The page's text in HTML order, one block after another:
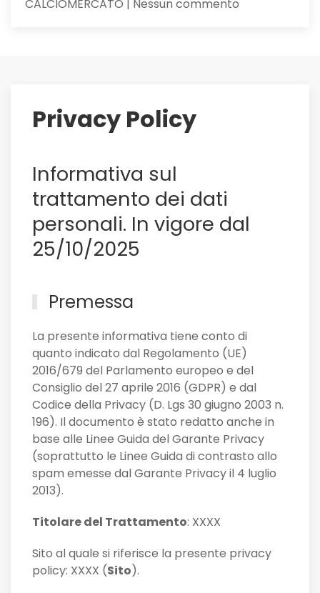
CALCIOMERCATO | Nessun commento
Privacy Policy
Informativa sul
trattamento dei dati
personali. In vigore dal
25/10/2025
Premessa
La presente informativa tiene conto di
quanto indicato dal Regolamento (UE)
2016/679 del Parlamento europeo e del
Consiglio del 27 aprile 2016 (GDPR) e dal
Codice della Privacy (D. Lgs 30 giugno 2003 n.
196). Il documento è stato redatto anche in
base alle Linee Guida del Garante Privacy
(soprattutto le Linee Guida di contrasto allo
spam emesse dal Garante Privacy il 4 luglio
2013).
Titolare del Trattamento: XXXX
Sito al quale si riferisce la presente privacy
policy: XXXX (Sito).